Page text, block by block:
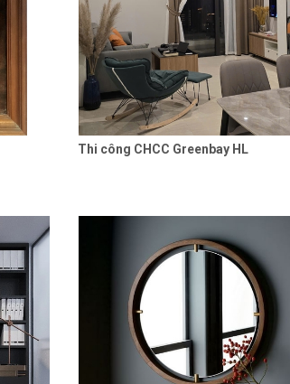
Liên hệ
Thi công CHCC Greenbay HL